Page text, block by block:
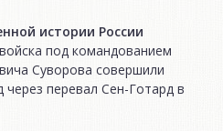
истории России
под командованием
Суворова совершили
через перевал Сен-Готард в